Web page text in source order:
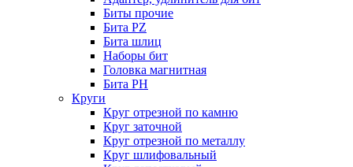
Биты прочие
Бита PZ
Бита шлиц
Наборы бит
Головка магнитная
Бита PH
Круги
Круг отрезной по камню
Круг заточной
Круг отрезной по металлу
Круг шлифовальный